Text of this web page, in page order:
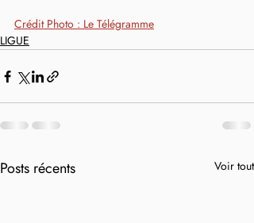
Crédit Photo : Le Télégramme
LIGUE
Posts récents Voir tout